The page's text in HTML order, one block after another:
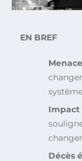
EN BREF
Impact
Décès